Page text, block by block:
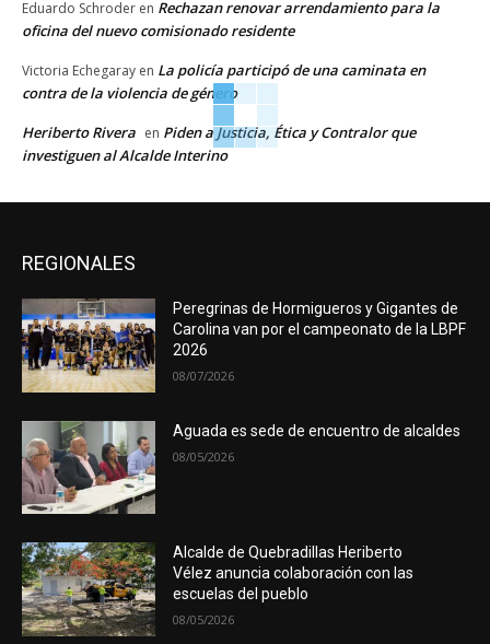
Eduardo Schroder en Rechazan renovar arrendamiento para la
oficina del nuevo comisionado residente
Victoria Echegaray en La policía participó de una caminata en
contra de la violencia de género
Heriberto Rivera en Piden a Justicia, Ética y Contralor que
investiguen al Alcalde Interino
REGIONALES
Peregrinas de Hormigueros y Gigantes de
Carolina van por el campeonato de la LBPF
2026
08/07/2026
Aguada es sede de encuentro de alcaldes
08/05/2026
Alcalde de Quebradillas Heriberto
Vélez anuncia colaboración con las
escuelas del pueblo
08/05/2026